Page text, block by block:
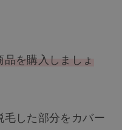
を購入しましょ
毛した部分をカバー